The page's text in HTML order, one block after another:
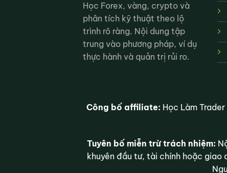
Học Forex, vàng, crypto và
phân tích kỹ thuật theo lộ
trình rõ ràng. Nội dung tập
trung vào phương pháp, ví dụ
thực hành và quản trị rủi ro.
Công bố affiliate: Học Làm
Tuyên bố miễn trừ trách nhiệm:
khuyên đầu tư, tài chính hoặc